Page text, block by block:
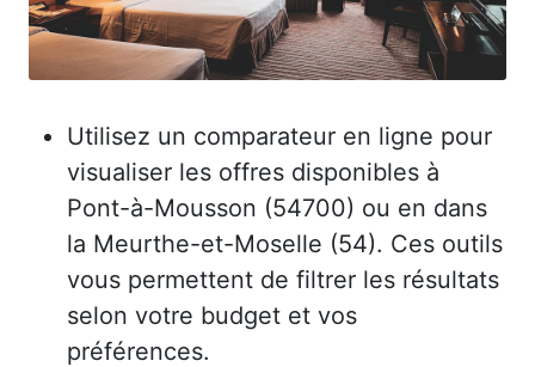
Utilisez un comparateur en ligne pour
visualiser les offres disponibles à
Pont-à-Mousson (54700) ou en dans
la Meurthe-et-Moselle (54). Ces outils
vous permettent de filtrer les résultats
selon votre budget et vos
préférences.